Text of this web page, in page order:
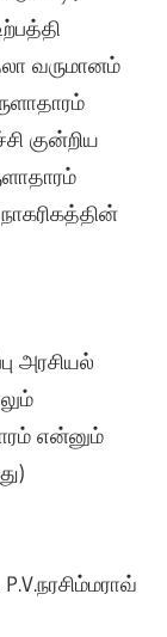
வருமானம்
குன்றிய
அரசியல்
என்னும்